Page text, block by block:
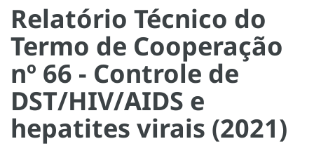
Relatório Técnico do
Termo de Cooperação
nº 66 - Controle de
DST/HIV/AIDS e
hepatites virais (2021)